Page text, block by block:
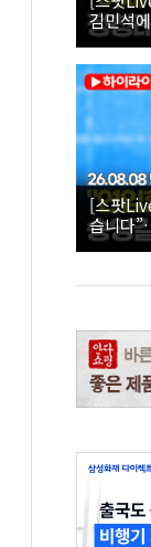
김민석
당대표·
[스팟Live] “정청래 후보 그동안
습니다”…
더불어